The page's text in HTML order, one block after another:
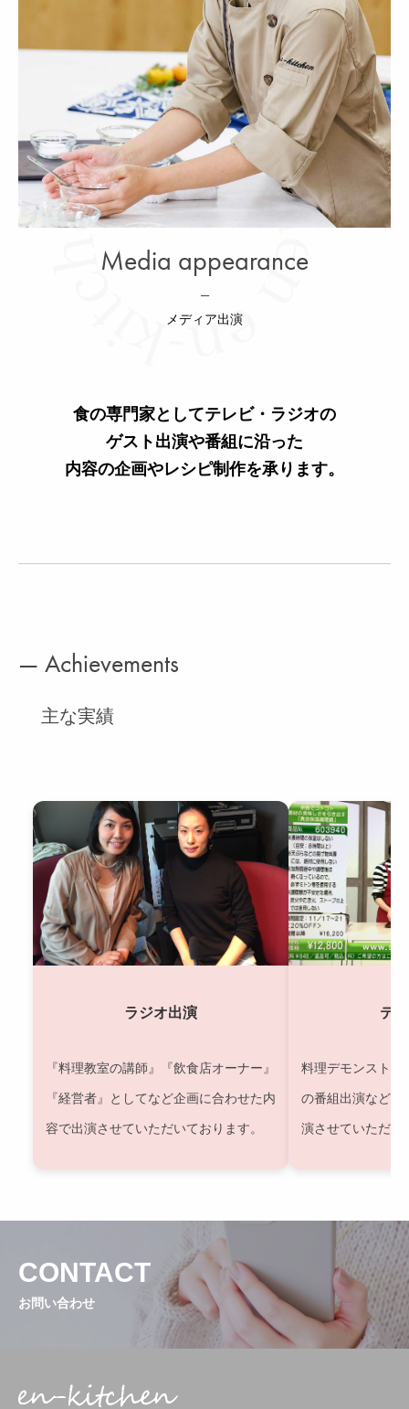
Media appearance
—
メディア出演
食の専門家としてテレビ・ラジオの
ゲスト出演や番組に沿った
内容の企画やレシピ制作を承ります。
— Achievements
主な実績
ラジオ出演
『料理教室の講師』『飲食店オーナー』
『経営者』としてなど企画に合わせた内
容で出演させていただいております。
テ
料理デモンストレ
の番組出演など企
演させていただい
CONTACT
お問い合わせ